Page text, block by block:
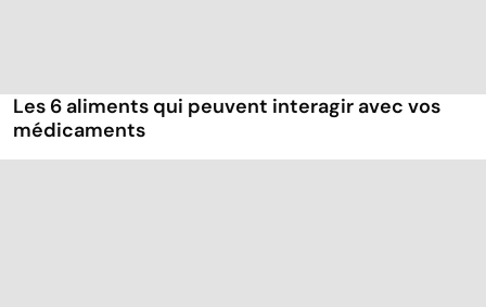
Les 6 aliments qui peuvent interagir avec vos
médicaments